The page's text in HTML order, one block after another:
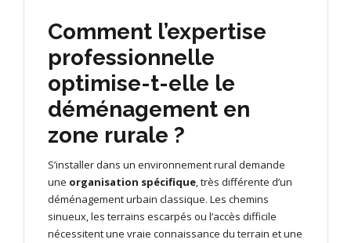
Comment l’expertise
professionnelle
optimise-t-elle le
déménagement en
zone rurale ?
S’installer dans un environnement rural demande
une organisation spécifique, très différente d’un
déménagement urbain classique. Les chemins
sinueux, les terrains escarpés ou l’accès difficile
nécessitent une vraie connaissance du terrain et une